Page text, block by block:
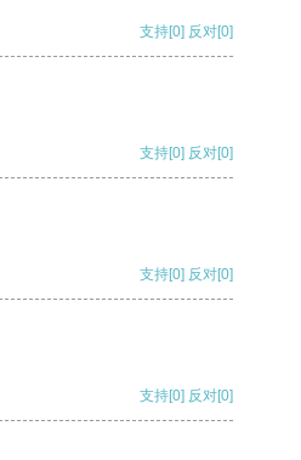
支持[0] 反对[0]
支持[0] 反对[0]
支持[0] 反对[0]
支持[0] 反对[0]